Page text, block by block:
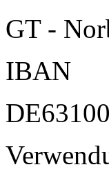
GT -
IBAN